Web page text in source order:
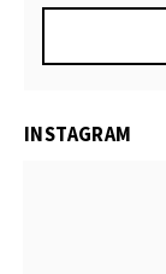
INSTAGRAM